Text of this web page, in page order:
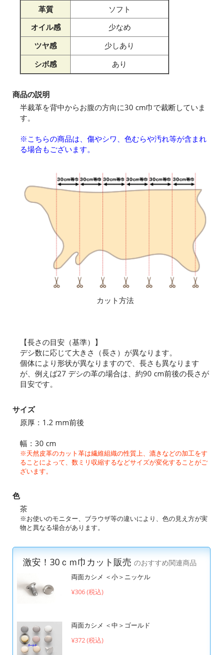
革質
ソフト
オイル感
少なめ
ツヤ感
少しあり
シボ感
あり
商品の説明
半裁革を背中からお腹の方向に30 cm巾で裁断していま
す。
※こちらの商品は、傷やシワ、色むらや汚れ等が含まれ
る場合もございます。
カット方法
【長さの目安（基準）】
デシ数に応じて大きさ（長さ）が異なります。
個体により形状が異なりますので、長さも異なります
が、例えば27 デシの革の場合は、約90 cm前後の長さが
目安です。
サイズ
原厚：1.2 mm前後
幅：30 cm
※天然皮革のカット革は繊維組織の性質上、漉きなどの加工をす
ることによって、数ミリ収縮するなどサイズが変化することがご
ざいます。
色
茶
※お使いのモニター、ブラウザ等の違いにより、色の見え方が実
物と異なる場合があります。
激安！30ｃｍ巾カット販売 のおすすめ関連商品
両面カシメ ＜小＞ニッケル
¥306 (税込)
両面カシメ ＜中＞ゴールド
¥372 (税込)